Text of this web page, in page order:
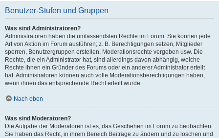
Benutzer-Stufen und Gruppen
Was sind Administratoren?
Administratoren haben die umfassendsten Rechte im Forum. Sie können jede
Art von Aktion im Forum ausführen; z. B. Berechtigungen setzen, Mitglieder
sperren, Benutzergruppen erstellen, Moderationsrechte vergeben usw. Die
Rechte, die ein Administrator hat, sind allerdings davon abhängig, welche
Rechte ihnen ein Gründer des Forums oder ein anderer Administrator erteilt
hat. Administratoren können auch volle Moderationsberechtigungen haben,
wenn ihnen das entsprechende Recht erteilt wurde.
Nach oben
Was sind Moderatoren?
Die Aufgabe der Moderatoren ist es, das Geschehen im Forum zu beobachten.
Sie haben das Recht, in ihrem Bereich Beiträge zu ändern und zu löschen und